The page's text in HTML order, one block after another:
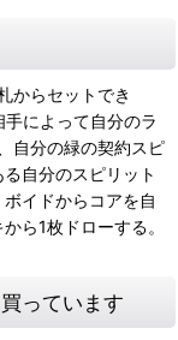
からセットでき
手によって自分のラ
自分の緑の契約スピ
自分のスピリット
イドからコアを自
ら1枚ドローする。
っています